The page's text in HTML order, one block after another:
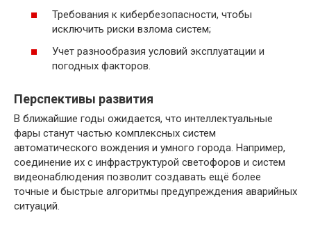
Требования к кибербезопасности, чтобы
исключить риски взлома систем;
Учет разнообразия условий эксплуатации и
погодных факторов.
Перспективы развития
В ближайшие годы ожидается, что интеллектуальные
фары станут частью комплексных систем
автоматического вождения и умного города. Например,
соединение их с инфраструктурой светофоров и систем
видеонаблюдения позволит создавать ещё более
точные и быстрые алгоритмы предупреждения аварийных
ситуаций.